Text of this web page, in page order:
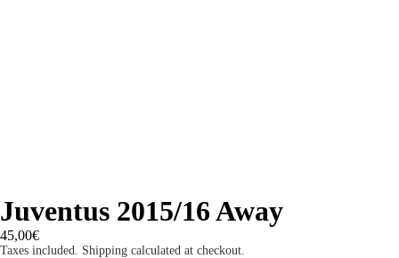
Juventus 2015/16 Away
45,00€
Taxes included. Shipping calculated at checkout.